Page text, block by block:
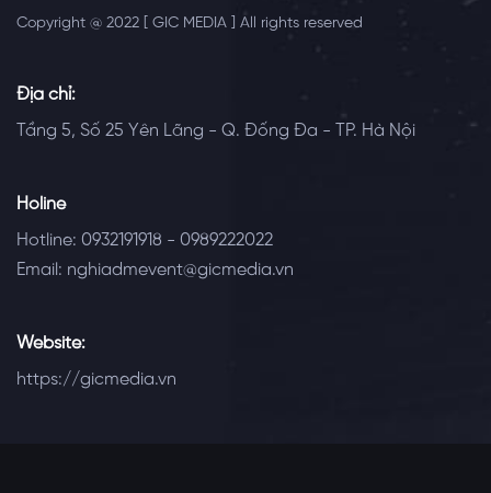
Copyright @ 2022 [ GIC MEDIA ] All rights reserved
Địa chỉ:
Tầng 5, Số 25 Yên Lãng - Q. Đống Đa - TP. Hà Nội
Holine
Hotline: 0932191918 - 0989222022
Email: nghiadmevent@gicmedia.vn
Website:
https://gicmedia.vn